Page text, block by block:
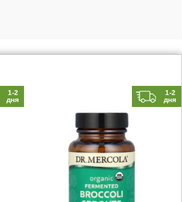
1-2
дня
1-2
дня